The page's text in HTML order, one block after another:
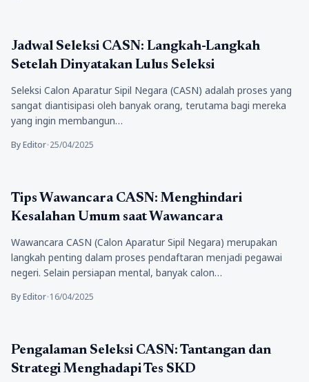
Pendidikan
Jadwal Seleksi CASN: Langkah-Langkah
Setelah Dinyatakan Lulus Seleksi
Seleksi Calon Aparatur Sipil Negara (CASN) adalah proses yang
sangat diantisipasi oleh banyak orang, terutama bagi mereka
yang ingin membangun…
By Editor•25/04/2025
Pendidikan
Tips Wawancara CASN: Menghindari
Kesalahan Umum saat Wawancara
Wawancara CASN (Calon Aparatur Sipil Negara) merupakan
langkah penting dalam proses pendaftaran menjadi pegawai
negeri. Selain persiapan mental, banyak calon…
By Editor•16/04/2025
Pendidikan
Pengalaman Seleksi CASN: Tantangan dan
Strategi Menghadapi Tes SKD